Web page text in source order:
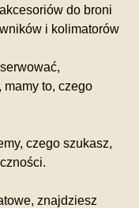
do broni
i kolimatorów
to, czego
czego szukasz,
znajdziesz